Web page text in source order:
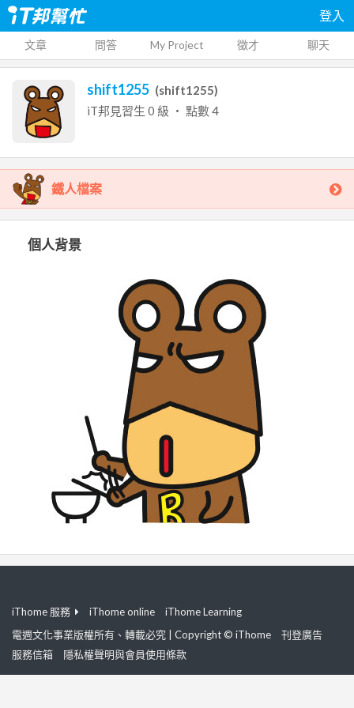
登入
文章 問答 My Project 徵才 聊天
shift1255 (shift1255)
iT邦見習生 0 級 ‧ 點數4
鐵人檔案
個人背景
iThome 服務 iThome online
iThome Learning
電週文化事業版權所有、轉載必究 | Copyright © iThome
刊登廣告
服務信箱
隱私權聲明與會員使用條款